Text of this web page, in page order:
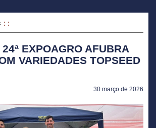
EXPOAGRO AFUBRA
VARIEDADES TOPSEED
30 março de 2026